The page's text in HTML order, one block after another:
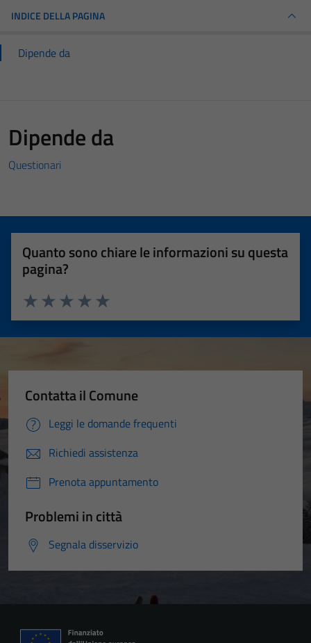
INDICE DELLA PAGINA
Dipende da
Dipende da
Questionari
Quanto sono chiare le informazioni su questa
pagina?
Valuta 5 stelle su 5
Valuta 4 stelle su 5
Valuta 3 stelle su 5
Valuta 2 stelle su 5
Valuta 1 stelle su 5
Contatta il Comune
Leggi le domande frequenti
Richiedi assistenza
Prenota appuntamento
Problemi in città
Segnala disservizio